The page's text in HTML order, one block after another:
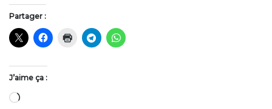
Partager :
J’aime ça :
Chargement…